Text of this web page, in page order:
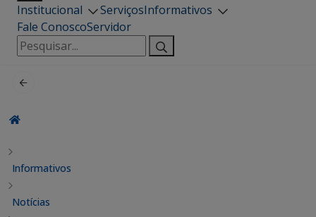
Institucional ServiçosInformativos
Fale ConoscoServidor
Pesquisar
por:
Informativos
Notícias